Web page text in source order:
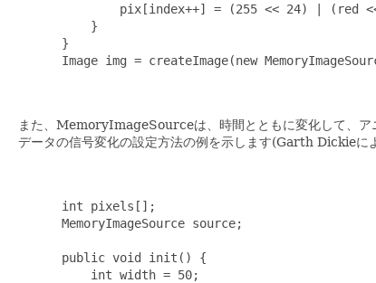
pix[index++] = (255 << 24) | (red
          }
      }
Image img = createImage(new
また、MemoryImageSourceは、時間とともに変化して、ア
データの信号変化の設定方法の例を示します(Garth Dickie
      int pixels[];
      MemoryImageSource source;
      public void init() {
          int width = 50;